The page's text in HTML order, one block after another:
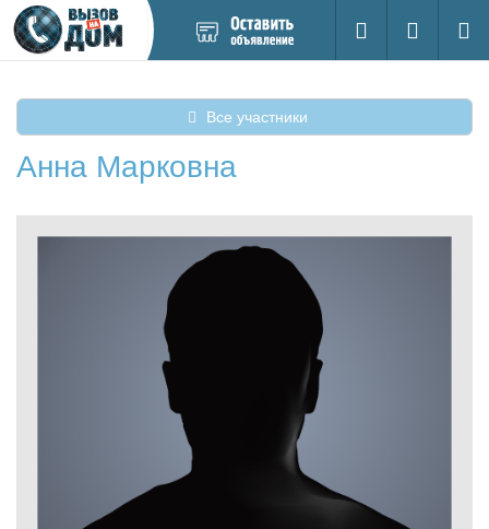
новое
Поиск
Вход на
Все участники
Анна Марковна